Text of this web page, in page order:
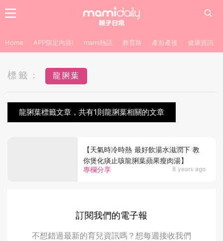
Home APP限定內容! mami熱話 教育路 產前產後 健康資訊
標籤： 龍脷葉
龍脷葉標籤文章，共有1則龍脷葉相關的文章
專欄分享 8 years ago
【天氣時冷時熱 最好飲湯水滋潤下 教
你煲化痰止咳龍脷葉蘋果瘦肉湯】
訂閱我們的電子報
不想錯過最新的育兒資訊嗎？想每週接收我們